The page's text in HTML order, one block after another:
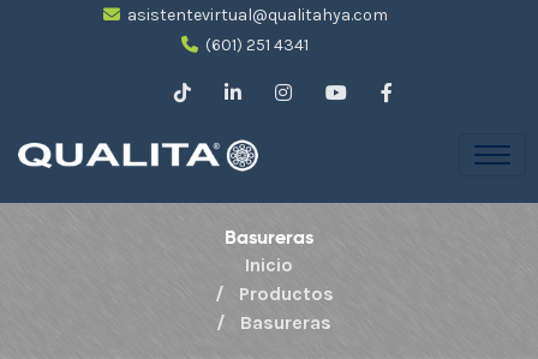
asistentevirtual@qualitahya.com
(601) 251 4341
Basureras
Inicio
Productos
Basureras